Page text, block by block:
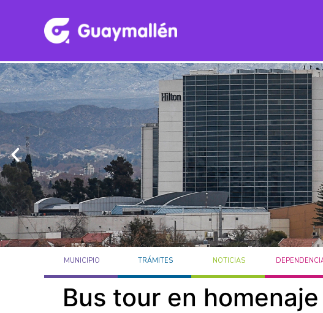
MUNICIPIO TRÁMITES NOTICIAS
Bus tour en